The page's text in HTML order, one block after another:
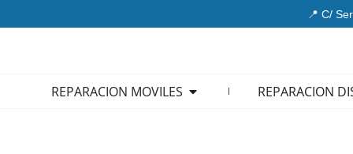
al
📍 C/
REPARACION MOVILES Open REPARACION
REPARACION